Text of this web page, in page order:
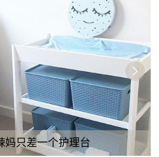
妈只差一个护理台